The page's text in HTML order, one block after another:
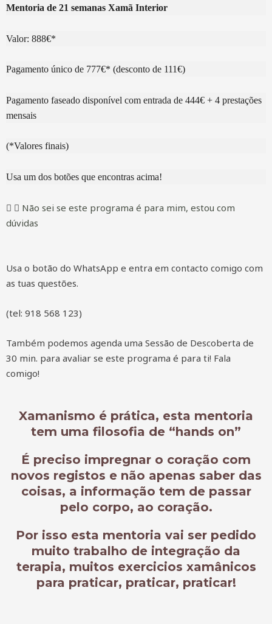
Mentoria de 21 semanas Xamã Interior
Valor: 888€*
Pagamento único de 777€* (desconto de 111€)
Pagamento faseado disponível com entrada de 444€ + 4 prestações
mensais
(*Valores finais)
Usa um dos botões que encontras acima!
Não sei se este programa é para mim, estou com
dúvidas
Usa o botão do WhatsApp e entra em contacto comigo com
as tuas questões.
(tel: 918 568 123)
Também podemos agenda uma Sessão de Descoberta de
30 min. para avaliar se este programa é para ti! Fala
comigo!
Xamanismo é prática, esta mentoria
tem uma filosofia de “hands on”
É preciso impregnar o coração com
novos registos e não apenas saber das
coisas, a informação tem de passar
pelo corpo, ao coração.
Por isso esta mentoria vai ser pedido
muito trabalho de integração da
terapia, muitos exercicios xamânicos
para praticar, praticar, praticar!